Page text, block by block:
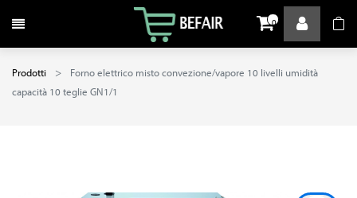
Attiva / disattiva la navigazione 0
Prodotti
Forno elettrico misto convezione/vapore 10 livelli umidità
capacità 10 teglie GN1/1